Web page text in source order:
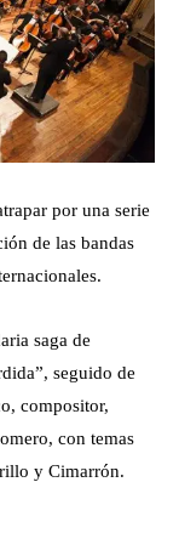
por una serie
de las bandas
saga de
seguido de
compositor,
con temas
y Cimarrón.